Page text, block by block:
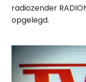
radiozender
opgelegd.